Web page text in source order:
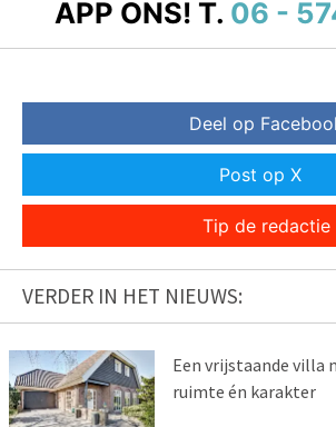
APP ONS! T. 06 -
Deel op
Post op X
Tip de redactie
VERDER IN HET NIEUWS:
Een vrijstaande villa
ruimte én karakter